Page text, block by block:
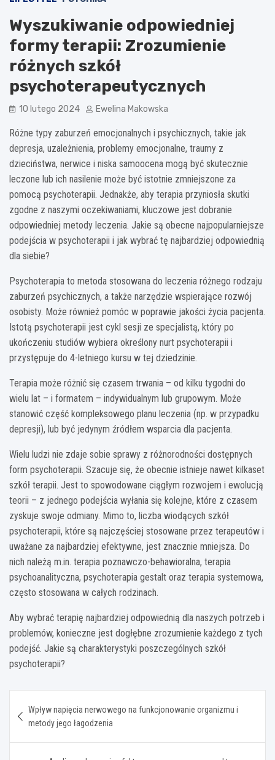
Wyszukiwanie odpowiedniej
formy terapii: Zrozumienie
różnych szkół
psychoterapeutycznych
10 lutego 2024 Ewelina Makowska
Różne typy zaburzeń emocjonalnych i psychicznych, takie jak
depresja, uzależnienia, problemy emocjonalne, traumy z
dzieciństwa, nerwice i niska samoocena mogą być skutecznie
leczone lub ich nasilenie może być istotnie zmniejszone za
pomocą psychoterapii. Jednakże, aby terapia przyniosła skutki
zgodne z naszymi oczekiwaniami, kluczowe jest dobranie
odpowiedniej metody leczenia. Jakie są obecne najpopularniejsze
podejścia w psychoterapii i jak wybrać tę najbardziej odpowiednią
dla siebie?
Psychoterapia to metoda stosowana do leczenia różnego rodzaju
zaburzeń psychicznych, a także narzędzie wspierające rozwój
osobisty. Może również pomóc w poprawie jakości życia pacjenta.
Istotą psychoterapii jest cykl sesji ze specjalistą, który po
ukończeniu studiów wybiera określony nurt psychoterapii i
przystępuje do 4-letniego kursu w tej dziedzinie.
Terapia może różnić się czasem trwania – od kilku tygodni do
wielu lat – i formatem – indywidualnym lub grupowym. Może
stanowić część kompleksowego planu leczenia (np. w przypadku
depresji), lub być jedynym źródłem wsparcia dla pacjenta.
Wielu ludzi nie zdaje sobie sprawy z różnorodności dostępnych
form psychoterapii. Szacuje się, że obecnie istnieje nawet kilkaset
szkół terapii. Jest to spowodowane ciągłym rozwojem i ewolucją
teorii – z jednego podejścia wyłania się kolejne, które z czasem
zyskuje swoje odmiany. Mimo to, liczba wiodących szkół
psychoterapii, które są najczęściej stosowane przez terapeutów i
uważane za najbardziej efektywne, jest znacznie mniejsza. Do
nich należą m.in. terapia poznawczo-behawioralna, terapia
psychoanalityczna, psychoterapia gestalt oraz terapia systemowa,
często stosowana w całych rodzinach.
Aby wybrać terapię najbardziej odpowiednią dla naszych potrzeb i
problemów, konieczne jest dogłębne zrozumienie każdego z tych
podejść. Jakie są charakterystyki poszczególnych szkół
psychoterapii?
wpisu
Wpływ napięcia nerwowego na funkcjonowanie organizmu i
metody jego łagodzenia